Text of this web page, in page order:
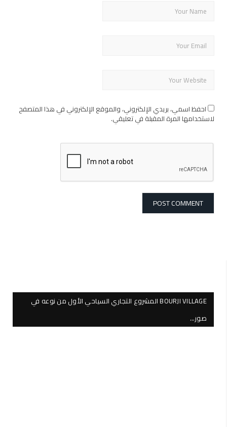
احفظ اسمي، بريدي الإلكتروني، والموقع الإلكتروني في هذا المتصفح
لاستخدامها المرة المقبلة في تعليقي.
BOURJI VILLAGE المشروع التجاري السياحي الأول من نوعه في
صور…